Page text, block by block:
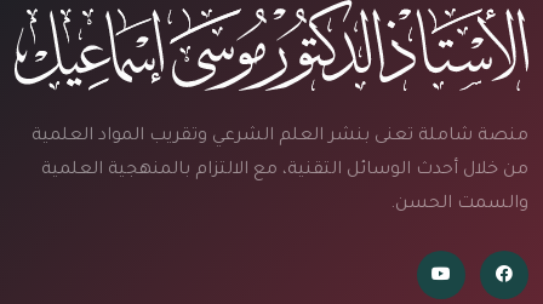
منصة شاملة تعنى بنشر العلم الشرعي وتقريب المواد العلمية
من خلال أحدث الوسائل التقنية، مع الالتزام بالمنهجية العلمية
والسمت الحسن.